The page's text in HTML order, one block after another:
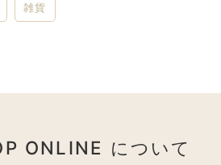
雑貨
ONLINE について